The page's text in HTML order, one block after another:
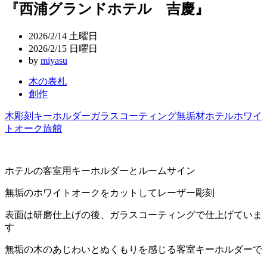
ビ
『西浦グランドホテル 吉慶』
2026/2/14 土曜日
2026/2/15 日曜日
by miyasu
木の表札
創作
木彫刻 キーホルダーガラスコーティング無垢材ホテルホワイ
トオーク旅館
ホテルの客室用キーホルダーとルームサイン
無垢のホワイトオークをカットしてレーザー彫刻
表面は研磨仕上げの後、ガラスコーティングで仕上げていま
す
無垢の木のあじわいとぬくもりを感じる客室キーホルダーで